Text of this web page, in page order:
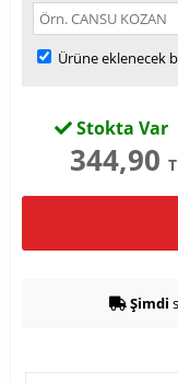
Ürüne eklenecek
Stokta Var
344,90
Şimdi